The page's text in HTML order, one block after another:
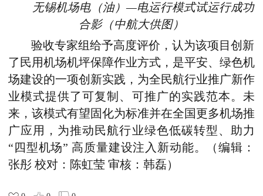
无锡机场电（油）—电运行模式试运行成功
合影（中航大供图）
验收专家组给予高度评价，认为该项目创新
了民用机场机坪保障作业方式，是平安、 绿色机
场建设的一项创新实践，为全民航行业推广新作
业模式提供了可复制、可推广的实践范本。未
来，该模式有望固化为标准并在全国更多机场推
广应用，为推动民航行业绿色低碳转型、助力
“四型机场” 高质量建设注入新动能。（编辑：
张彤 校对：陈虹莹 审核：韩磊）